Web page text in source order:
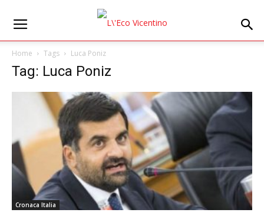
Home Tags Luca Poniz
Tag: Luca Poniz
Cronaca Italia